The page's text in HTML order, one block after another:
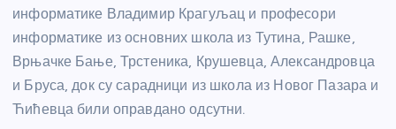
информатике Владимир Крагуљац и професори
информатике из основних школа из Тутина, Рашке,
Врњачке Бање, Трстеника, Крушевца, Александровца
и Бруса, док су сарадници из школа из Новог Пазара и
Ћићевца били оправдано одсутни.